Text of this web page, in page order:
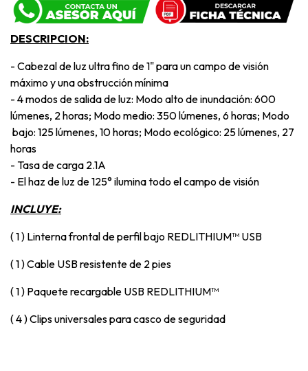
DESCRIPCION:
- Cabezal de luz ultra fino de 1" para un campo de visión
máximo y una obstrucción mínima
- 4 modos de salida de luz: Modo alto de inundación: 600
lúmenes, 2 horas; Modo medio: 350 lúmenes, 6 horas; Modo
bajo: 125 lúmenes, 10 horas; Modo ecológico: 25 lúmenes, 27
horas
- Tasa de carga 2.1A
- El haz de luz de 125° ilumina todo el campo de visión
INCLUYE:
( 1 ) Linterna frontal de perfil bajo REDLITHIUM™ USB
( 1 ) Cable USB resistente de 2 pies
( 1 ) Paquete recargable USB REDLITHIUM™
( 4 ) Clips universales para casco de seguridad